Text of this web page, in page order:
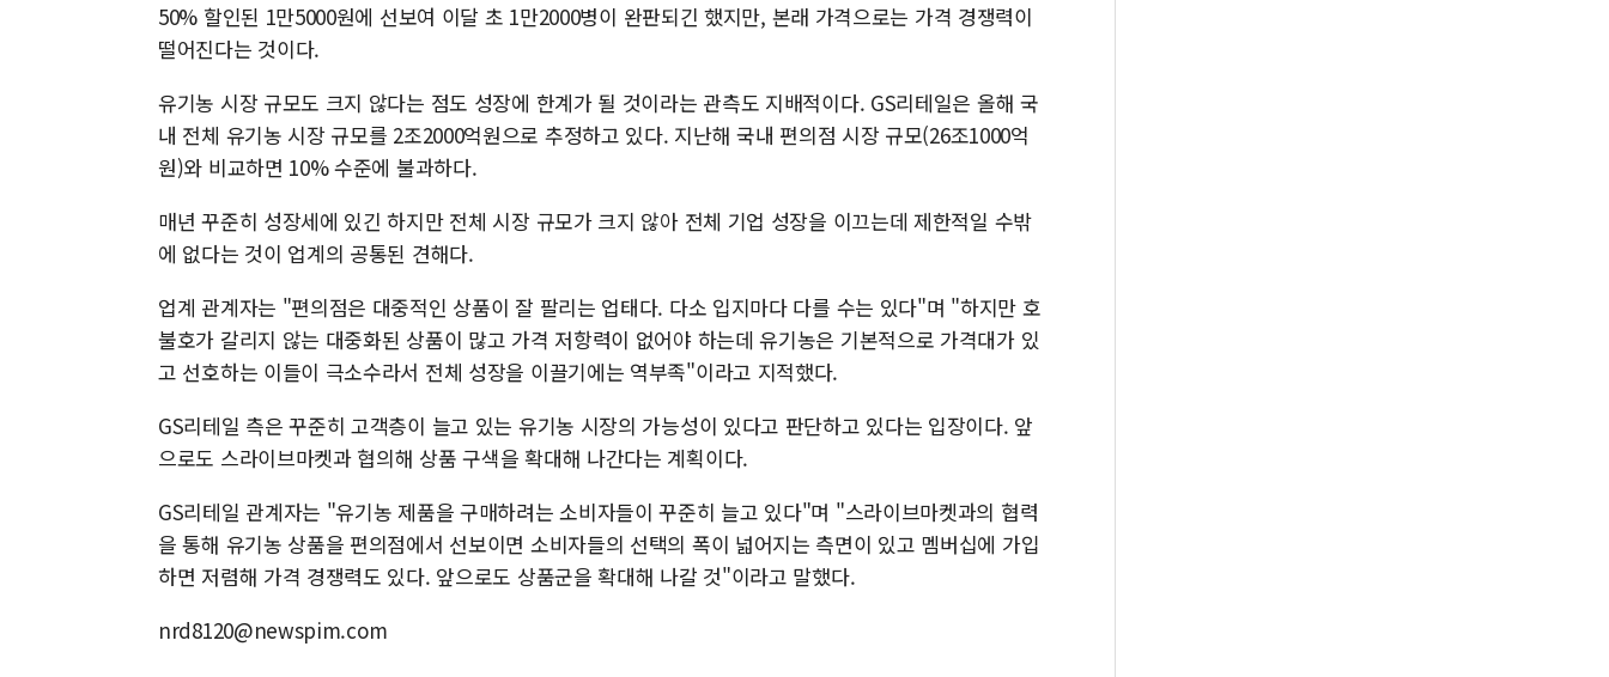
50% 할인된 1만5000원에 선보여 이달 초 1만2000병이 완판되긴 했지만, 본래 가격으로는 가격 경쟁력이
떨어진다는 것이다.
유기농 시장 규모도 크지 않다는 점도 성장에 한계가 될 것이라는 관측도 지배적이다. GS리테일은 올해 국
내 전체 유기농 시장 규모를 2조2000억원으로 추정하고 있다. 지난해 국내 편의점 시장 규모(26조1000억
원)와 비교하면 10% 수준에 불과하다.
매년 꾸준히 성장세에 있긴 하지만 전체 시장 규모가 크지 않아 전체 기업 성장을 이끄는데 제한적일 수밖
에 없다는 것이 업계의 공통된 견해다.
업계 관계자는 "편의점은 대중적인 상품이 잘 팔리는 업태다. 다소 입지마다 다를 수는 있다"며 "하지만 호
불호가 갈리지 않는 대중화된 상품이 많고 가격 저항력이 없어야 하는데 유기농은 기본적으로 가격대가 있
고 선호하는 이들이 극소수라서 전체 성장을 이끌기에는 역부족"이라고 지적했다.
GS리테일 측은 꾸준히 고객층이 늘고 있는 유기농 시장의 가능성이 있다고 판단하고 있다는 입장이다. 앞
으로도 스라이브마켓과 협의해 상품 구색을 확대해 나간다는 계획이다.
GS리테일 관계자는 "유기농 제품을 구매하려는 소비자들이 꾸준히 늘고 있다"며 "스라이브마켓과의 협력
을 통해 유기농 상품을 편의점에서 선보이면 소비자들의 선택의 폭이 넓어지는 측면이 있고 멤버십에 가입
하면 저렴해 가격 경쟁력도 있다. 앞으로도 상품군을 확대해 나갈 것"이라고 말했다.
nrd8120@newspim.com